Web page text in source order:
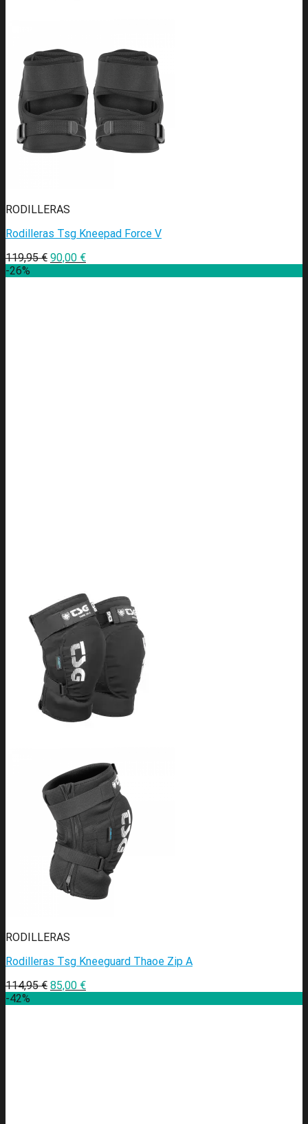
RODILLERAS
Rodilleras Tsg Kneepad Force V
119,95€ 90,00 €
-26%
RODILLERAS
Rodilleras Tsg Kneeguard Thaoe Zip A
114,95€ 85,00 €
-42%